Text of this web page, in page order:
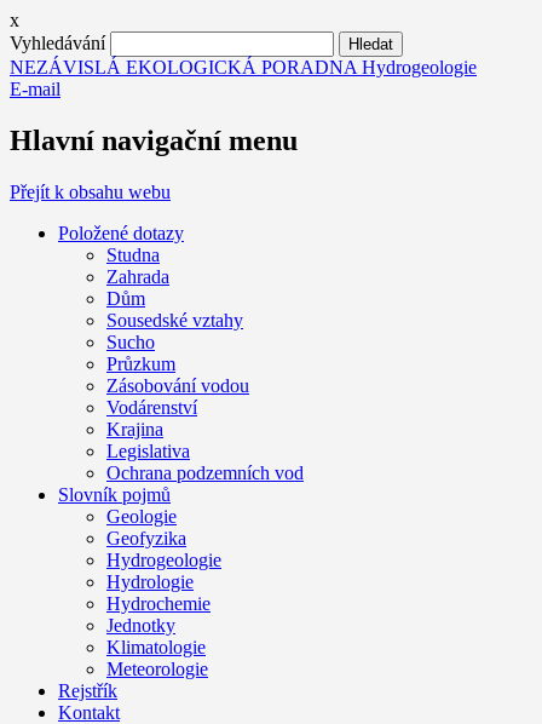
x
Vyhledávání
NEZÁVISLÁ EKOLOGICKÁ PORADNA Hydrogeologie
E-mail
Hlavní navigační menu
Přejít k obsahu webu
Položené dotazy
Studna
Zahrada
Dům
Sousedské vztahy
Sucho
Průzkum
Zásobování vodou
Vodárenství
Krajina
Legislativa
Ochrana podzemních vod
Slovník pojmů
Geologie
Geofyzika
Hydrogeologie
Hydrologie
Hydrochemie
Jednotky
Klimatologie
Meteorologie
Rejstřík
Kontakt